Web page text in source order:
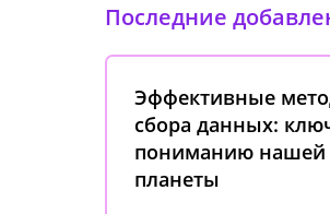
Последние
Эффективные
сбора данных:
пониманию нашей
планеты